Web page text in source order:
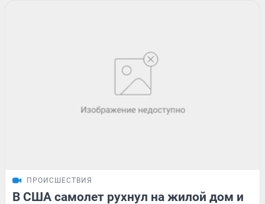
ПРОИСШЕСТВИЯ
В США самолет рухнул на жилой дом и